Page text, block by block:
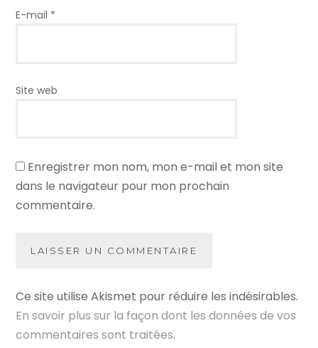
E-mail *
Site web
Enregistrer mon nom, mon e-mail et mon site
dans le navigateur pour mon prochain
commentaire.
Ce site utilise Akismet pour réduire les indésirables.
En savoir plus sur la façon dont les données de vos
commentaires sont traitées.